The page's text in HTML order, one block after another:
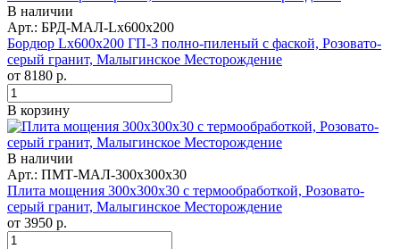
В наличии
Арт.: БРД-МАЛ-Lx600x200
Бордюр Lx600x200 ГП-3 полно-пиленый с фаской, Розовато-
серый гранит, Малыгинское Месторождение
от 8180 р.
В корзину
В наличии
Арт.: ПМТ-МАЛ-300x300x30
Плита мощения 300x300x30 с термообработкой, Розовато-
серый гранит, Малыгинское Месторождение
от 3950 р.